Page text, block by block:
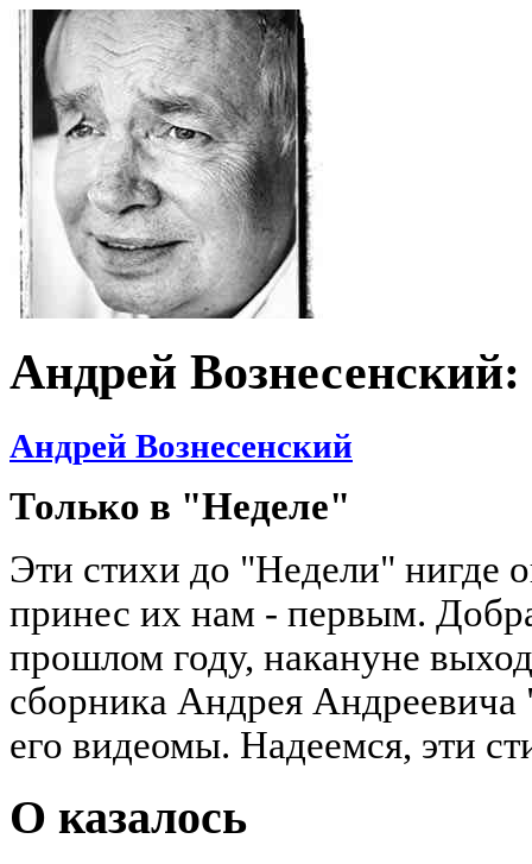
Андрей
Андрей Вознесенский
Только в "Неделе"
Эти стихи до "Недели" нигде
принес их нам - первым.
прошлом году, накануне
сборника Андрея
его видеомы. Надеемся, эти
О казалось